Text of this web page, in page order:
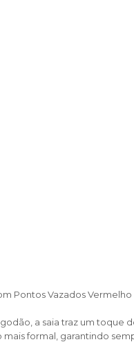
Pontos Vazados
a saia traz um toque
mais formal, garantindo